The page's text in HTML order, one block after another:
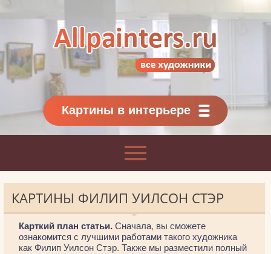
Картины классиков
и современников
Картины в интерьере
КАРТИНЫ ФИЛИП УИЛСОН СТЭР
Карткий план статьи.Сначала, вы сможете
ознакомится с лучшими работами такого художника
как Филип Уилсон Стэр. Также мы разместили полный